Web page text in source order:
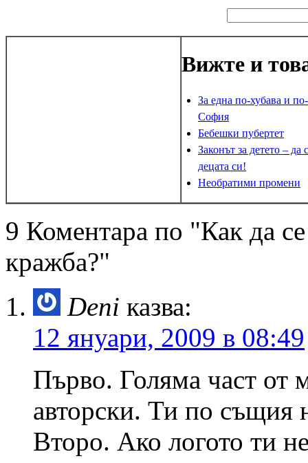
Вижте и
За една по-хубава и
София
Бебешки пубертет
Законът за детето – да
децата си!
Необратими промени
9 Коментара по "Как да
кражба?"
Deni казва:
12 януари, 2009 в 08:49
Първо. Голяма част от
авторски. Ти по същия
Второ. Ако логото ти